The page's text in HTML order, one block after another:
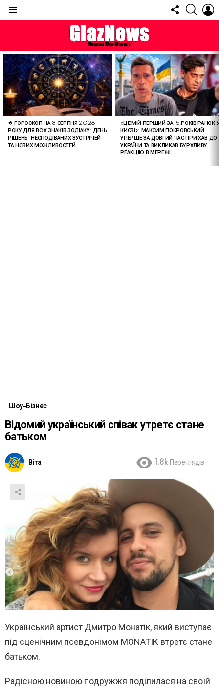
FOLLOW
US
ОСТАННІ
СТАТТІ
🌟 ГОРОСКОП НА 8 СЕРПНЯ 2026
РОКУ ДЛЯ ВСІХ ЗНАКІВ ЗОДІАКУ: ДЕНЬ
РІШЕНЬ, НЕСПОДІВАНИХ ЗУСТРІЧЕЙ
ТА НОВИХ МОЖЛИВОСТЕЙ
«ЦЕ МІЙ ПЕРШИЙ ЗА 15 РОКІВ РАНОК
КИЄВІ»: МАКСИМ ПОКРОВСЬКИЙ
УПЕРШЕ ЗА ДОВГИЙ ЧАС ПРИЇХАВ ДО
УКРАЇНИ ТА ВИКЛИКАВ БУРХЛИВУ
РЕАКЦІЮ В МЕРЕЖІ
Шоу-Бізнес
Відомий український співак утретє стане
батьком
Віта 1.8k Переглядів
Український артист Дмитро Монатік, який виступає
під сценічним псевдонімом MONATIK втретє стане
батьком.
Радісною новиною подружжя поділилася на своїй